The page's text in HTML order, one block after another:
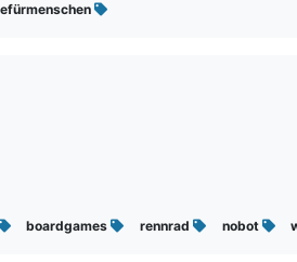
boardgames rennrad nobot